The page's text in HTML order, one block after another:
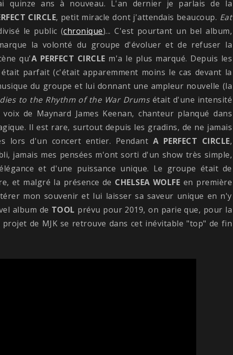
quinze ans à nouveau. L'an dernier je parlais de la
CIRCLE, petit miracle dont j'attendais beaucoup. Eat
le public (chronique)... C'est pourtant un bel album,
la volonté du groupe d'évoluer et de refuser la
qu'A PERFECT CIRCLE m'a le plus marqué. Depuis les
parfait (c'était apparemment moins le cas devant la
du groupe et lui donnant une ampleur nouvelle (la
to the Rhythm of the War Drumsétait d'une intensité
de Maynard James Keenan, chanteur planqué dans
Il est rare, surtout depuis les gradins, de ne jamais
lors d'un concert entier. Pendant A PERFECT CIRCLE,
jamais mes pensées m'ont sorti d'un show très simple,
et d'une puissance unique. Le groupe était de
et malgré la présence de CHELSEA WOLFE en première
mon souvenir et lui laisser sa saveur unique en n'y
album de TOOL prévu pour 2019, on parie que, pour la
de MJK se retrouve dans cet inévitable "top" de fin